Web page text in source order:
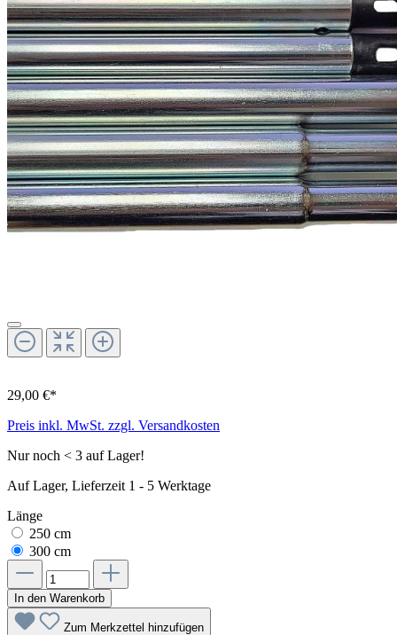
29,00 €*
Preis inkl. MwSt. zzgl. Versandkosten
Nur noch < 3 auf Lager!
Auf Lager, Lieferzeit 1 - 5 Werktage
Länge
250 cm
300 cm
In den Warenkorb
Zum Merkzettel hinzufügen